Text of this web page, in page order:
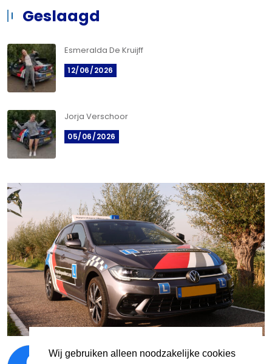
Geslaagd
Esmeralda De Kruijff
12/06/2026
Jorja Verschoor
05/06/2026
Wij gebruiken alleen noodzakelijke cookies